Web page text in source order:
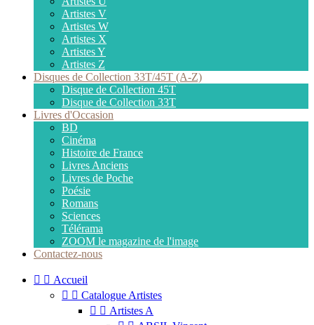
Artistes V
Artistes W
Artistes X
Artistes Y
Artistes Z
Disques de Collection 33T/45T (A-Z)
Disque de Collection 45T
Disque de Collection 33T
Livres d'Occasion
BD
Cinéma
Histoire de France
Livres Anciens
Livres de Poche
Poésie
Romans
Sciences
Télérama
ZOOM le magazine de l'image
Contactez-nous
  Accueil
  Catalogue Artistes
  Artistes A